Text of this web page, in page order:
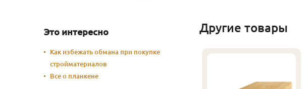
Другие товары
Это интересно
Как избежать обмана при покупке
стройматериалов
Все о планкене